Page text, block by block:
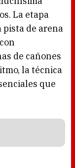
La etapa
pista de arena
de cañones
la técnica
que